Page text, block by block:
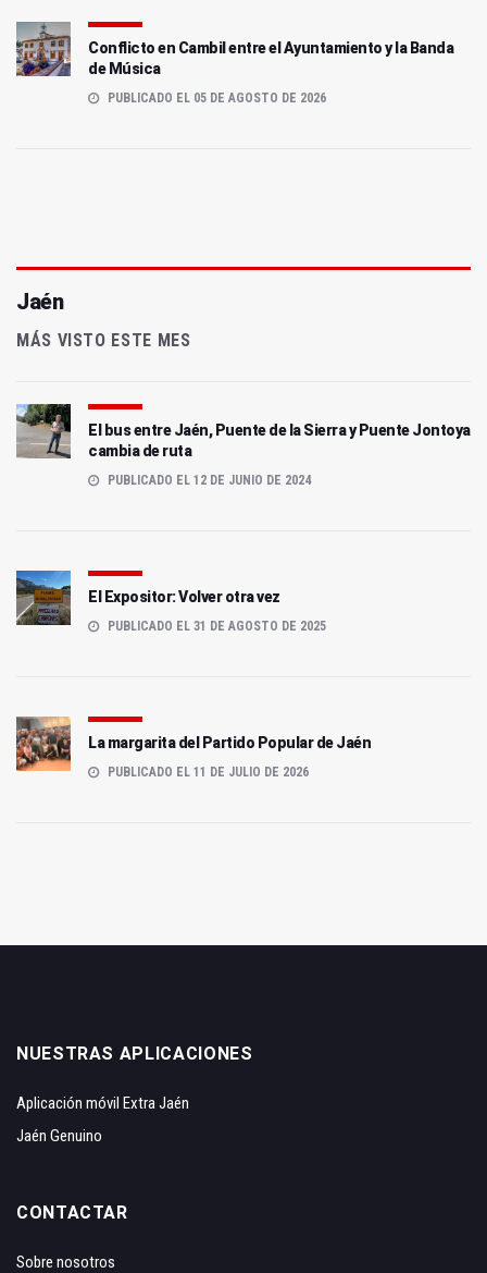
Conflicto en Cambil entre el Ayuntamiento y la Banda
de Música
PUBLICADO EL 05 DE AGOSTO DE 2026
Jaén
MÁS VISTO ESTE MES
El bus entre Jaén, Puente de la Sierra y Puente Jontoya
cambia de ruta
PUBLICADO EL 12 DE JUNIO DE 2024
El Expositor: Volver otra vez
PUBLICADO EL 31 DE AGOSTO DE 2025
La margarita del Partido Popular de Jaén
PUBLICADO EL 11 DE JULIO DE 2026
NUESTRAS APLICACIONES
Aplicación móvil Extra Jaén
Jaén Genuino
CONTACTAR
Sobre nosotros